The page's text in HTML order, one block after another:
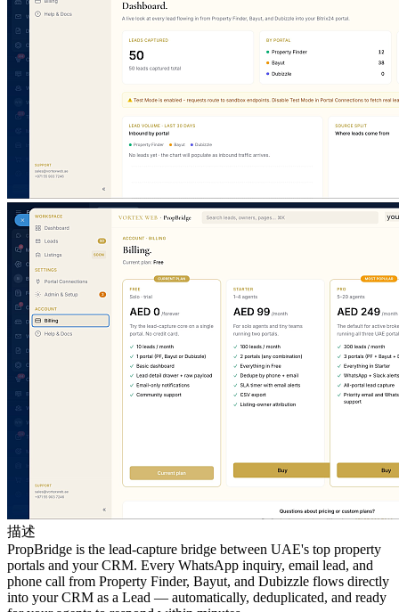
描述
PropBridge is the lead-capture bridge between UAE's top property
portals and your CRM. Every WhatsApp inquiry, email lead, and
phone call from Property Finder, Bayut, and Dubizzle flows directly
into your CRM as a Lead — automatically, deduplicated, and ready